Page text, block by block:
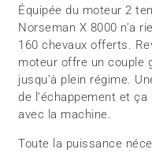
Équipée du moteur 2
Norseman X 8000 n’a
160 chevaux offerts.
moteur offre un couple
jusqu’à plein régime.
de l’échappement et
avec la machine.
Toute la puissance